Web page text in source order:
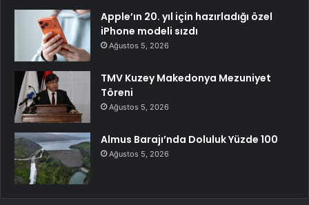
Apple’ın 20. yıl için hazırladığı özel
iPhone modeli sızdı
Ağustos 5, 2026
TMV Kuzey Makedonya Mezuniyet
Töreni
Ağustos 5, 2026
Almus Barajı’nda Doluluk Yüzde 100
Ağustos 5, 2026